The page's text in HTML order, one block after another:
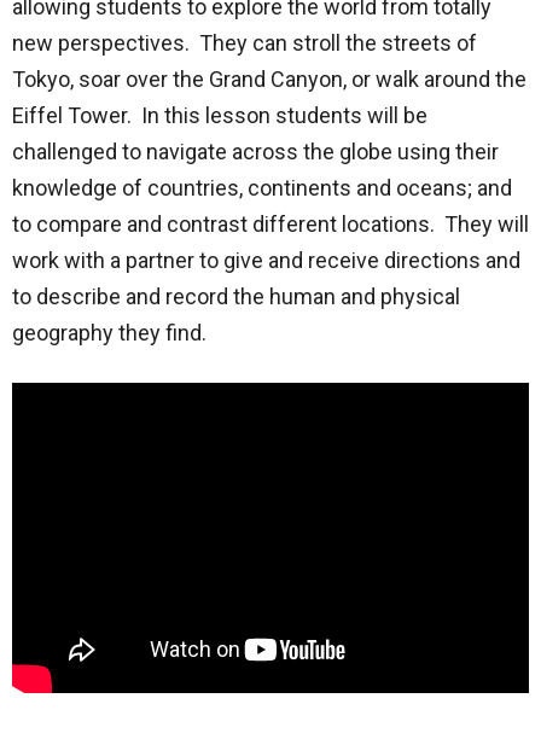
allowing students to explore the world from totally
new perspectives. They can stroll the streets of
Tokyo, soar over the Grand Canyon, or walk around the
Eiffel Tower. In this lesson students will be
challenged to navigate across the globe using their
knowledge of countries, continents and oceans; and
to compare and contrast different locations. They will
work with a partner to give and receive directions and
to describe and record the human and physical
geography they find.